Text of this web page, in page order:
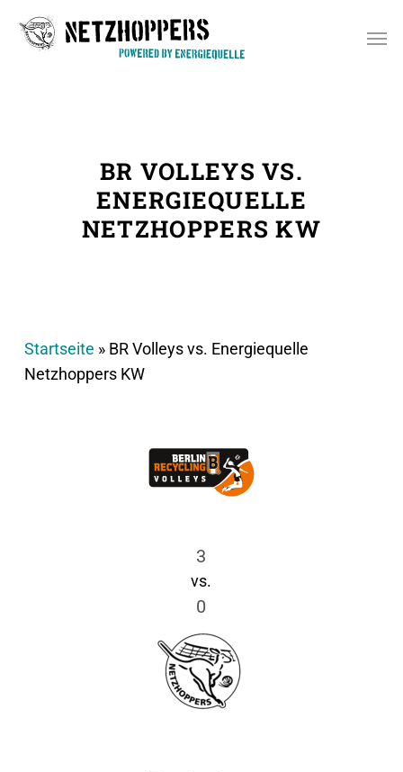
BR VOLLEYS VS.
ENERGIEQUELLE
NETZHOPPERS KW
Startseite » BR Volleys vs. Energiequelle
Netzhoppers KW
3
vs.
0